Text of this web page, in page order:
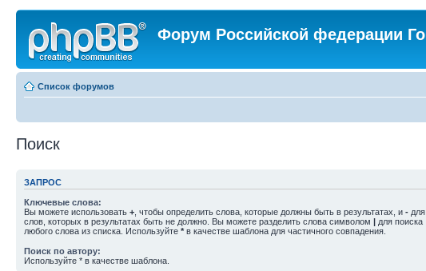
Форум Российской федерации Го
Список форумов
Поиск
ЗАПРОС
Ключевые слова:
Вы можете использовать + , чтобы определить слова, которые должны быть в результатах, и - для
слов, которых в результатах быть не должно. Вы можете разделить слова символом | для поиска
любого слова из списка. Используйте * в качестве шаблона для частичного совпадения.
Поиск по автору:
Используйте * в качестве шаблона.